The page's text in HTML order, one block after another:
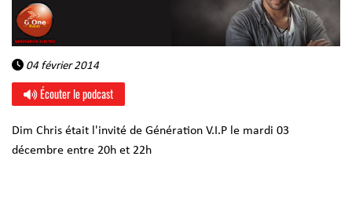
04 février 2014
Écouter le podcast
Dim Chris était l'invité de Génération V.I.P le mardi 03
décembre entre 20h et 22h